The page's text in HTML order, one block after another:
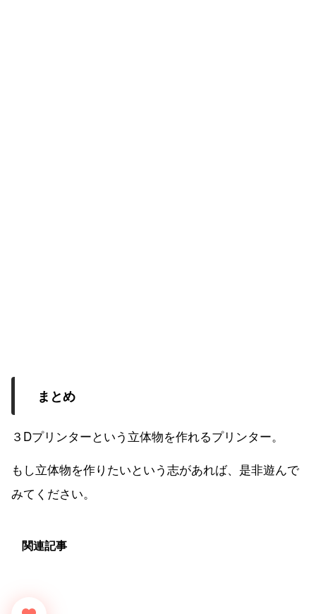
まとめ
３Dプリンターという立体物を作れるプリンター。
もし立体物を作りたいという志があれば、是非遊んで
みてください。
関連記事